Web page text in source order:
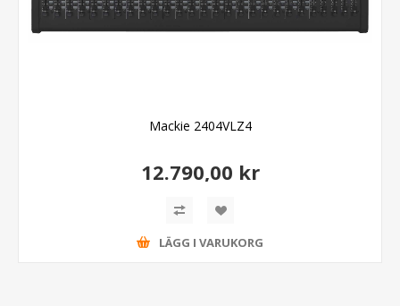
Mackie 2404VLZ4
12.790,00 kr
LÄGG I VARUKORG